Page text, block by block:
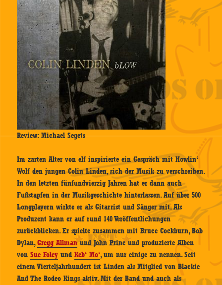
Review: Michael Segets
Im zarten Alter von elf inspirierte ein Gespräch mit Howlin‘
Wolf den jungen Colin Linden, sich der Musik zu verschreiben.
In den letzten fünfundvierzig Jahren hat er dann auch
Fußstapfen in der Musikgeschichte hinterlassen. Auf über 500
Longplayern wirkte er als Gitarrist und Sänger mit. Als
Produzent kann er auf rund 140 Veröffentlichungen
zurückblicken. Er spielte zusammen mit Bruce Cockburn, Bob
Dylan,Gregg Allmanund John Prine und produzierte Alben
vonSue Foley undKeb‘ Mo‘, um nur einige zu nennen. Seit
einem Vierteljahrhundert ist Linden als Mitglied von Blackie
And The Rodeo Kings aktiv. Mit der Band und auch als